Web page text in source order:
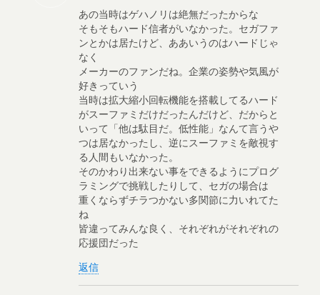
あの当時はゲハノリは絶無だったからな
そもそもハード信者がいなかった。セガファ
ンとかは居たけど、ああいうのはハードじゃ
なく
メーカーのファンだね。企業の姿勢や気風が
好きっていう
当時は拡大縮小回転機能を搭載してるハード
がスーファミだけだったんだけど、だからと
いって「他は駄目だ。低性能」なんて言うや
つは居なかったし、逆にスーファミを敵視す
る人間もいなかった。
そのかわり出来ない事をできるようにプログ
ラミングで挑戦したりして、セガの場合は
重くならずチラつかない多関節に力いれてた
ね
皆違ってみんな良く、それぞれがそれぞれの
応援団だった
返信